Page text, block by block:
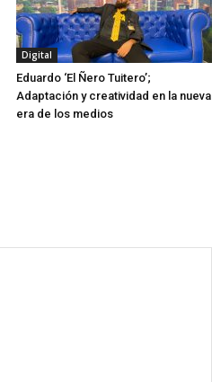
Digital
Eduardo ‘El Ñero Tuitero’;
Adaptación y creatividad en la nueva
era de los medios